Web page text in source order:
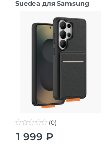
Suedea для Samsung
(0)
1 999 ₽